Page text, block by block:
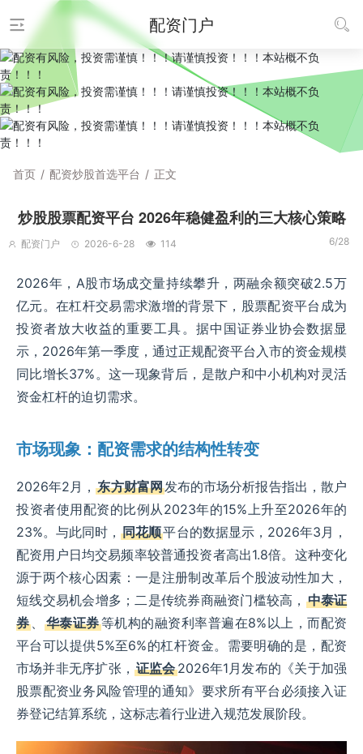
配资门户
首页 / 配资炒股首选平台 / 正文
炒股股票配资平台 2026年稳健盈利的三大核心策略
配资门户 2026-6-28 114 6/28
2026年，A股市场成交量持续攀升，两融余额突破2.5万
亿元。在杠杆交易需求激增的背景下，股票配资平台成为
投资者放大收益的重要工具。据中国证券业协会数据显
示，2026年第一季度，通过正规配资平台入市的资金规模
同比增长37%。这一现象背后，是散户和中小机构对灵活
资金杠杆的迫切需求。
市场现象：配资需求的结构性转变
2026年2月，东方财富网发布的市场分析报告指出，散户
投资者使用配资的比例从2023年的15%上升至2026年的
23%。与此同时，同花顺平台的数据显示，2026年3月，
配资用户日均交易频率较普通投资者高出1.8倍。这种变化
源于两个核心因素：一是注册制改革后个股波动性加大，
短线交易机会增多；二是传统券商融资门槛较高， 中泰证
券、 华泰证券等机构的融资利率普遍在8%以上，而配资
平台可以提供5%至6%的杠杆资金。需要明确的是，配资
市场并非无序扩张， 证监会2026年1月发布的《关于加强
股票配资业务风险管理的通知》要求所有平台必须接入证
券登记结算系统，这标志着行业进入规范发展阶段。